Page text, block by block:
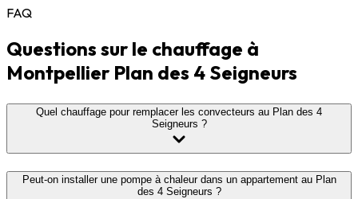
FAQ
Questions sur le chauffage à
Montpellier Plan des 4 Seigneurs
Quel chauffage pour remplacer les convecteurs au Plan des 4
Seigneurs ?
Peut-on installer une pompe à chaleur dans un appartement au Plan
des 4 Seigneurs ?